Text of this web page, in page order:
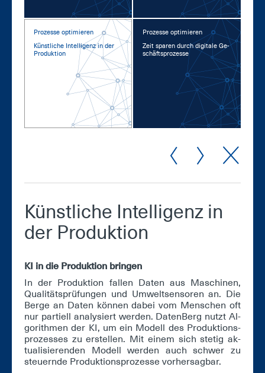
Prozesse optimieren
Künst­li­che In­tel­li­genz in der
Pro­duk­ti­on
Prozesse optimieren
Zeit spa­ren durch di­gi­ta­le Ge­
schäfts­pro­zes­se
Künst­li­che In­tel­li­genz in
der Pro­duk­ti­on
KI in die Pro­duk­ti­on brin­gen
In der Pro­duk­ti­on fal­len Da­ten aus Ma­schi­nen,
Qua­li­täts­prü­fun­gen und Um­welt­sen­so­ren an. Die
Ber­ge an Da­ten kön­nen da­bei vom Men­schen oft
nur par­ti­ell ana­ly­siert wer­den. Da­ten­Berg nutzt Al­
go­rith­men der KI, um ein Mo­dell des Pro­duk­ti­ons­
pro­zes­ses zu er­stel­len. Mit ei­nem sich ste­tig ak­
tua­li­sie­ren­den Mo­dell wer­den auch schwer zu
steu­ern­de Pro­duk­ti­ons­pro­zes­se vor­her­sag­bar.